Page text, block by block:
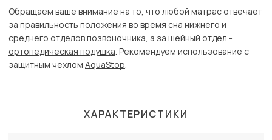
Обращаем ваше внимание на то, что любой матрас отвечает
за правильность положения во время сна нижнего и
среднего отделов позвоночника, а за шейный отдел -
ортопедическая подушка. Рекомендуем использование с
защитным чехлом AquaStop.
ХАРАКТЕРИСТИКИ